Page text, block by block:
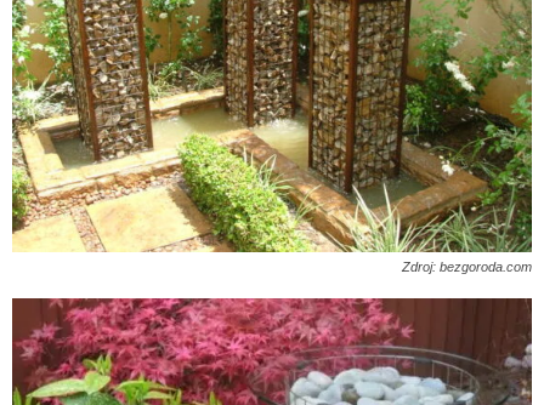
Zdroj: bezgoroda.com